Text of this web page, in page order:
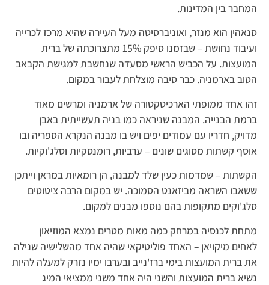
המחבר בין המדינות.
סנאהין הוא מנזר, ואוניברסיטה מעל העיירה שהיא מרכז לכרייה
ועיבוד נחושת – שבזמנו סיפק 15% מתצרוכתה של ברית
המועצות. על הכביש הראשי מסעדה שנחשבת למגישת הקבאב
הטוב בארמניה. כבר סיבה מוצלחת לעבור במקום.
זהו אחד ממופתי הארכיטקטורה של ארמניה ומרשים מאוד
ברמת הבנייה. המבנה שניראה כמו בניה תעשייתית באבן
מדויק, חדריו עם עמודים יפים ויש בו מבנה הנקרא הספריה ובו
אוסף קשתות מסוגים שונים – ערביות, רומנסקיות וסלג'וקיות.
הקשתות – שמדמות כעין שלד למבנה, הן רומאיות במראן וייתכן
ששאבו השראה מביזאנט הסמוכה. יש במקום הרבה ציטוטים
סלג'וקים מתקופות בהם נוספו מבנים למקום.
מתחת לכנסיה במרחק כמה מאות מטרים נמצא המוזיאון
לאחים מיקויאן – האחד פוליטיקאי שהיה אחד מהשלישיה שנילה
את ברית המועצות בימי ברז'נייב ובערבו ימיו נזרק למעלה להיות
נשיא ברית המועצות והשני היה אחד משני ממציאי המיג